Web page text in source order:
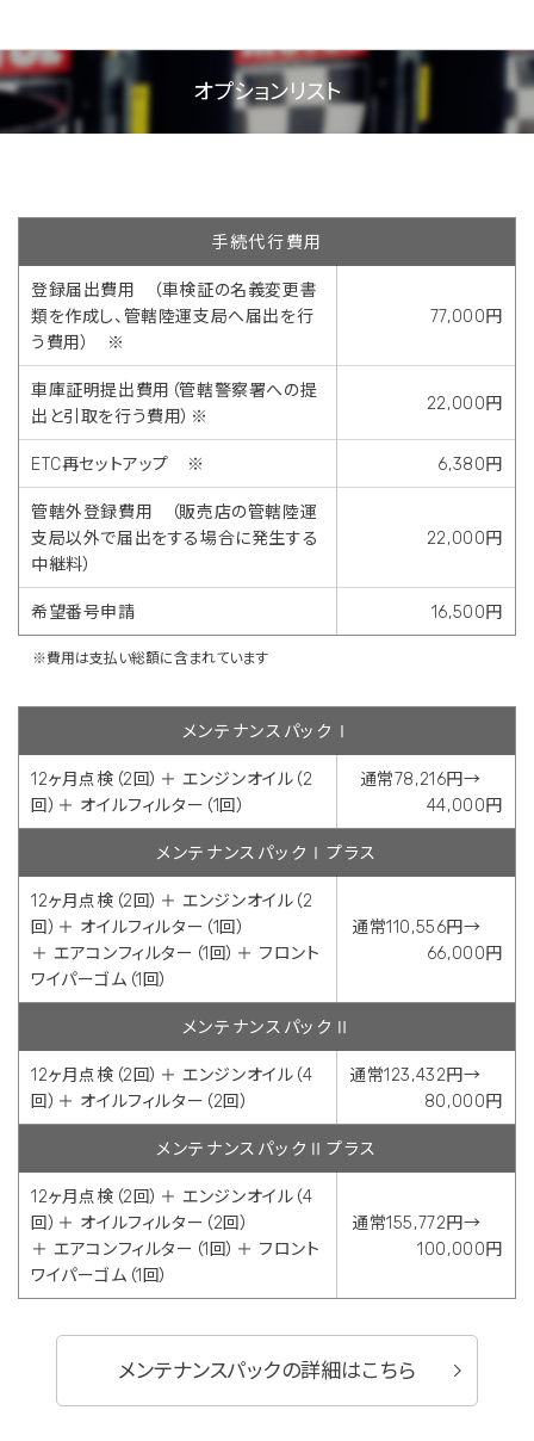
オプションリスト
手続代行費用
登録届出費用 （車検証の名義変更書
類を作成し、管轄陸運支局へ届出を行
う費用） ※
77,000円
車庫証明提出費用（管轄警察署への提
出と引取を行う費用）※
22,000円
ETC再セットアップ ※ 6,380円
管轄外登録費用 （販売店の管轄陸運
支局以外で届出をする場合に発生する
中継料）
22,000円
希望番号申請 16,500円
※費用は支払い総額に含まれています
メンテナンスパックⅠ
12ヶ月点検（2回）＋ エンジンオイル（2
回）＋ オイルフィルター（1回）
通常78,216円→
44,000円
メンテナンスパックⅠプラス
12ヶ月点検（2回）＋ エンジンオイル（2
回）＋ オイルフィルター（1回）
＋ エアコンフィルター（1回）＋ フロント
ワイパーゴム（1回）
通常110,556円→
66,000円
メンテナンスパックⅡ
12ヶ月点検（2回）＋ エンジンオイル（4
回）＋ オイルフィルター（2回）
通常123,432円→
80,000円
メンテナンスパックⅡプラス
12ヶ月点検（2回）＋ エンジンオイル（4
回）＋ オイルフィルター（2回）
＋ エアコンフィルター（1回）＋ フロント
ワイパーゴム（1回）
通常155,772円→
100,000円
メンテナンスパックの詳細はこちら